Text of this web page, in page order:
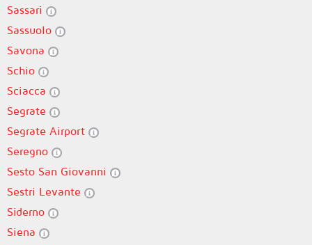
Sassari
Sassuolo
Savona
Schio
Sciacca
Segrate
Segrate Airport
Seregno
Sesto San Giovanni
Sestri Levante
Siderno
Siena